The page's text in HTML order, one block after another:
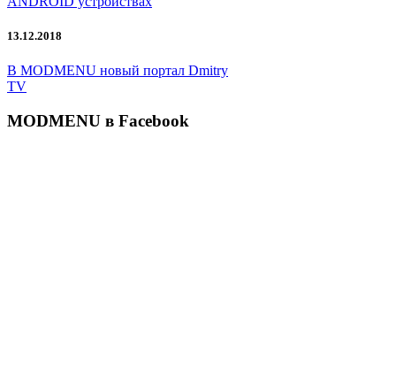
13.12.2018
В MODMENU новый портал Dmitry
TV
MODMENU в Facebook